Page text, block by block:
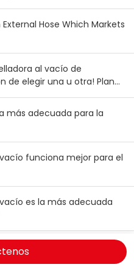
Hose Which Markets
al vacío de
de elegir una u otra! Plan
mayoristas australianos
más adecuada para la
funciona mejor para el
es la más adecuada
la más adecuada para el